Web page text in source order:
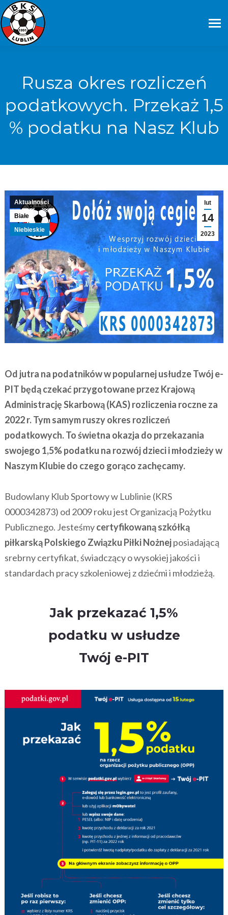
Rusza okres rozliczeń
podatkowych. Przekaż 1,5
% podatku na Nasz Klub
lut
14
2023
Aktualności
Białe
Niebieskie
Od jutra na podatników w popularnej usłudze Twój e-
PIT będą czekać przygotowane przez Krajową
Administrację Skarbową (KAS) rozliczenia roczne za
2022 r. Tym samym ruszy okres rozliczeń
podatkowych. To świetna okazja do przekazania
swojego 1,5% podatku na rozwój dzieci i młodzieży w
Naszym Klubie do czego gorąco zachęcamy.
Budowlany Klub Sportowy w Lublinie (KRS
0000342873) od 2009 roku jest Organizacją Pożytku
Publicznego. Jesteśmycertyfikowaną szkółką
piłkarską Polskiego Związku Piłki Nożnejposiadającą
srebrny certyfikat, świadczący o wysokiej jakości i
standardach pracy szkoleniowej z dziećmi i młodzieżą.
Jak przekazać 1,5%
podatku w usłudze
Twój e-PIT